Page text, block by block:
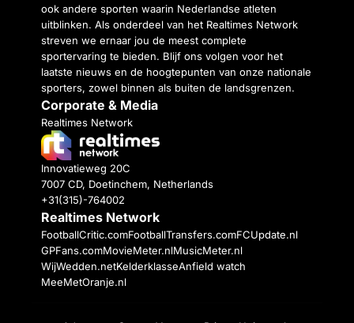
ook andere sporten waarin Nederlandse atleten
uitblinken. Als onderdeel van het Realtimes Network
streven we ernaar jou de meest complete
sportervaring te bieden. Blijf ons volgen voor het
laatste nieuws en de hoogtepunten van onze nationale
sporters, zowel binnen als buiten de landsgrenzen.
Corporate & Media
Realtimes Network
Innovatieweg 20C
7007 CD, Doetinchem, Netherlands
+31(315)-764002
Realtimes Network
FootballCritic.comFootballTransfers.comFCUpdate.nl
GPFans.comMovieMeter.nlMusicMeter.nl
WijWedden.netKelderklasseAnfield watch
MeeMetOranje.nl